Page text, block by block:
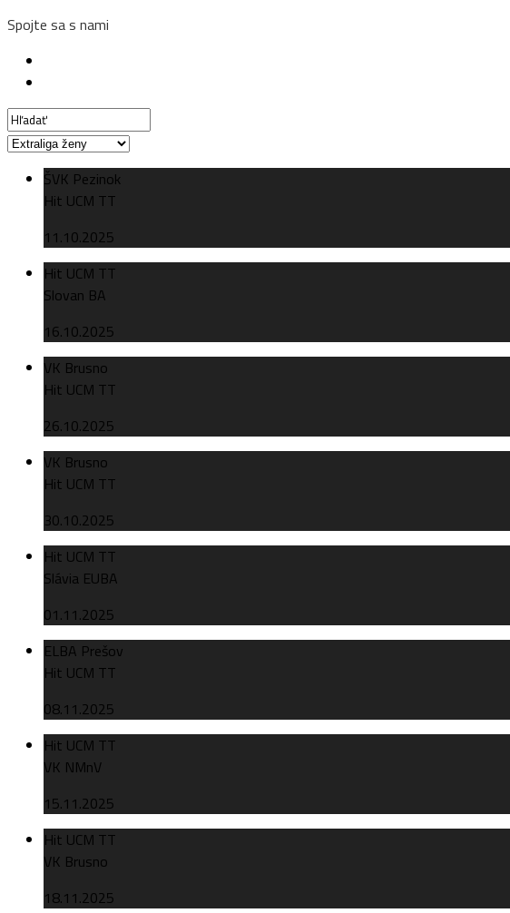
Spojte sa s nami
ŠVK Pezinok
Hit UCM TT
11.10.2025
Hit UCM TT
Slovan BA
16.10.2025
VK Brusno
Hit UCM TT
26.10.2025
VK Brusno
Hit UCM TT
30.10.2025
Hit UCM TT
Slávia EUBA
01.11.2025
ELBA Prešov
Hit UCM TT
08.11.2025
Hit UCM TT
VK NMnV
15.11.2025
Hit UCM TT
VK Brusno
18.11.2025